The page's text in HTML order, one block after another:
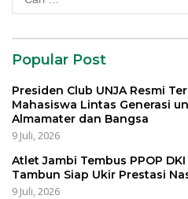
untuk:
Popular Post
Presiden Club UNJA Resmi
Mahasiswa Lintas Generasi
Almamater dan Bangsa
9 Juli, 2026
Atlet Jambi Tembus PPOP
Tambun Siap Ukir Prestasi
9 Juli, 2026